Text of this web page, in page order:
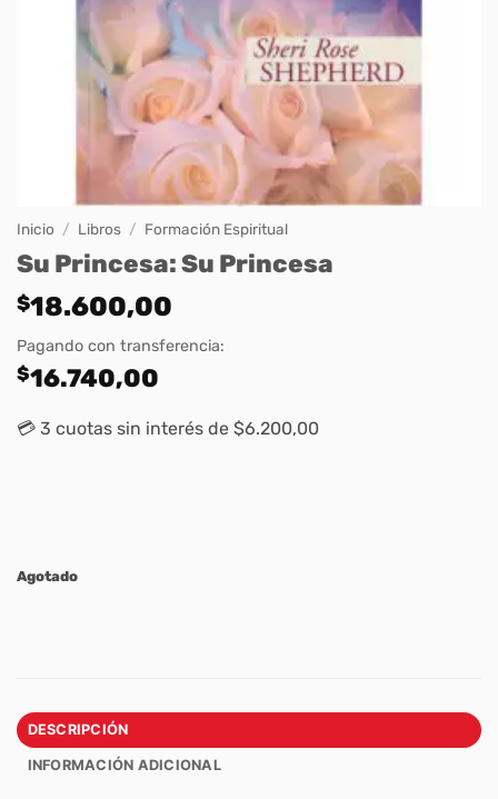
Inicio / Libros / Formación Espiritual
Su Princesa: Su Princesa
$18.600,00
Pagando con transferencia:
$16.740,00
💳 3 cuotas sin interés de $6.200,00
Agotado
DESCRIPCIÓN
INFORMACIÓN ADICIONAL